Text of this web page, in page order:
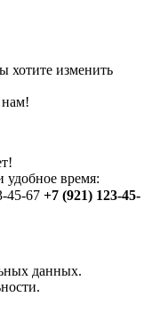
хотите изменить
нам!
удобное время:
45-67 +7 (921) 123-45-
данных.